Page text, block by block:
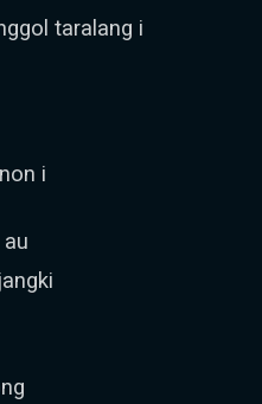
taralang i
i